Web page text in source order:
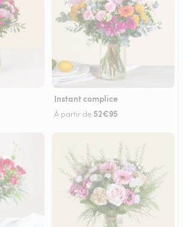
Instant complice
À partir de 52€95